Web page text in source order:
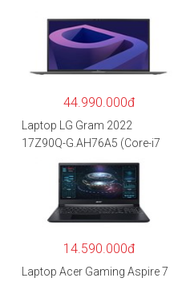
44.990.000đ
Laptop LG Gram 2022
17Z90Q-G.AH76A5 (Core-i7
1260P/16GB/512GB/17″
WQXGA/Win 11/Xám)
14.590.000đ
Laptop Acer Gaming Aspire 7